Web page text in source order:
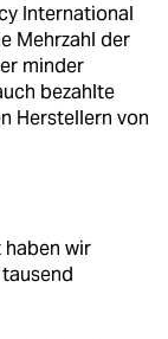
International
Mehrzahl der
minder
bezahlte
Herstellern von
wir